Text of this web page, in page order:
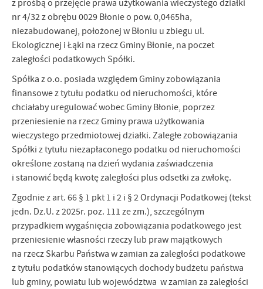
z prośbą o przejęcie prawa użytkowania wieczystego działki
nr 4/32 z obrębu 0029 Błonie o pow. 0,0465ha,
niezabudowanej, położonej w Błoniu u zbiegu ul.
Ekologicznej i Łąki na rzecz Gminy Błonie, na poczet
zaległości podatkowych Spółki.
Spółka z o.o. posiada względem Gminy zobowiązania
finansowe z tytułu podatku od nieruchomości, które
chciałaby uregulować wobec Gminy Błonie, poprzez
przeniesienie na rzecz Gminy prawa użytkowania
wieczystego przedmiotowej działki. Zaległe zobowiązania
Spółki z tytułu niezapłaconego podatku od nieruchomości
określone zostaną na dzień wydania zaświadczenia
i stanowić będą kwotę zaległości plus odsetki za zwłokę.
Zgodnie z art. 66 § 1 pkt 1 i 2 i § 2 Ordynacji Podatkowej (tekst
jedn. Dz.U. z 2025r. poz. 111 ze zm.), szczególnym
przypadkiem wygaśnięcia zobowiązania podatkowego jest
przeniesienie własności rzeczy lub praw majątkowych
na rzecz Skarbu Państwa w zamian za zaległości podatkowe
z tytułu podatków stanowiących dochody budżetu państwa
lub gminy, powiatu lub województwa w zamian za zaległości